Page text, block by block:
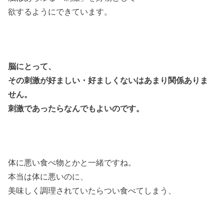
欲するようにできています。
脳にとって、
その刺激が好ましい・好ましくないはあまり関係ありま
せん。
刺激であったらなんでもよいのです。
体に悪い食べ物とかと一緒ですね。
本当は体に悪いのに、
美味しく調理されていたらつい食べてしまう、